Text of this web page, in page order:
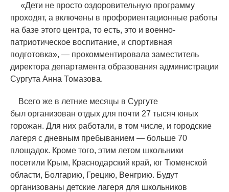
«Дети не просто оздоровительную программу
проходят, а включены в профориентационные работы
на базе этого центра, то есть, это и военно-
патриотическое воспитание, и спортивная
подготовка», — прокомментировала заместитель
директора департамента образования администрации
Сургута Анна Томазова.
Всего же в летние месяцы в Сургуте
был организован отдых для почти 27 тысяч юных
горожан. Для них работали, в том числе, и городские
лагеря с дневным пребыванием — больше 70
площадок. Кроме того, этим летом школьники
посетили Крым, Краснодарский край, юг Тюменской
области, Болгарию, Грецию, Венгрию. Будут
организованы детские лагеря для школьников